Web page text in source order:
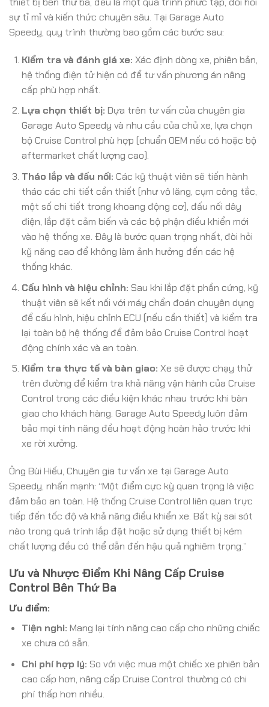
sự tỉ mỉ và kiến thức chuyên sâu. Tại Garage Auto
Speedy, quy trình thường bao gồm các bước sau:
Kiểm tra và đánh giá xe: Xác định dòng xe, phiên bản,
hệ thống điện tử hiện có để tư vấn phương án nâng
cấp phù hợp nhất.
Lựa chọn thiết bị: Dựa trên tư vấn của chuyên gia
Garage Auto Speedy và nhu cầu của chủ xe, lựa chọn
bộ Cruise Control phù hợp (chuẩn OEM nếu có hoặc bộ
aftermarket chất lượng cao).
Tháo lắp và đấu nối: Các kỹ thuật viên sẽ tiến hành
tháo các chi tiết cần thiết (như vô lăng, cụm công tắc,
một số chi tiết trong khoang động cơ), đấu nối dây
điện, lắp đặt cảm biến và các bộ phận điều khiển mới
vào hệ thống xe. Đây là bước quan trọng nhất, đòi hỏi
kỹ năng cao để không làm ảnh hưởng đến các hệ
thống khác.
Cấu hình và hiệu chỉnh: Sau khi lắp đặt phần cứng, kỹ
thuật viên sẽ kết nối với máy chẩn đoán chuyên dụng
để cấu hình, hiệu chỉnh ECU (nếu cần thiết) và kiểm tra
lại toàn bộ hệ thống để đảm bảo Cruise Control hoạt
động chính xác và an toàn.
Kiểm tra thực tế và bàn giao: Xe sẽ được chạy thử
trên đường để kiểm tra khả năng vận hành của Cruise
Control trong các điều kiện khác nhau trước khi bàn
giao cho khách hàng. Garage Auto Speedy luôn đảm
bảo mọi tính năng đều hoạt động hoàn hảo trước khi
xe rời xưởng.
Ông Bùi Hiếu, Chuyên gia tư vấn xe tại Garage Auto
Speedy, nhấn mạnh: “Một điểm cực kỳ quan trọng là việc
đảm bảo an toàn. Hệ thống Cruise Control liên quan trực
tiếp đến tốc độ và khả năng điều khiển xe. Bất kỳ sai sót
nào trong quá trình lắp đặt hoặc sử dụng thiết bị kém
chất lượng đều có thể dẫn đến hậu quả nghiêm trọng.”
Ưu và Nhược Điểm Khi Nâng Cấp Cruise
Control Bên Thứ Ba
Ưu điểm:
Tiện nghi: Mang lại tính năng cao cấp cho những chiếc
xe chưa có sẵn.
Chi phí hợp lý: So với việc mua một chiếc xe phiên bản
cao cấp hơn, nâng cấp Cruise Control thường có chi
phí thấp hơn nhiều.